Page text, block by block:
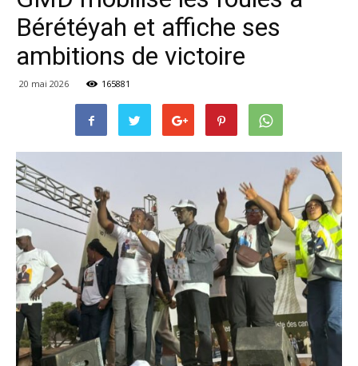
Bérétéyah et affiche ses
ambitions de victoire
20 mai 2026 165881